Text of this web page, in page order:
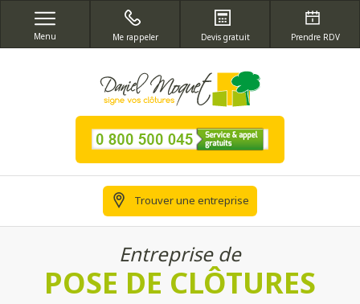
Menu Me rappeler Devis gratuit Prendre RDV
Trouver une entreprise
Entreprise de
POSE DE CLÔTURES